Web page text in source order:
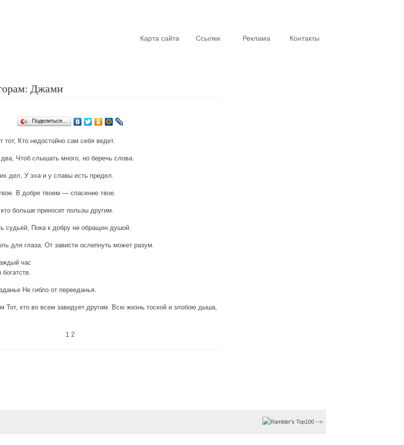
Карта сайта Ссылки Реклама Контакты
Джами
Поделиться…
тот, Кто недостойно сам себя ведет.
Чтоб слышать много, но беречь слова.
дел, У эха и у славы есть предел.
В добре твоем — спасение твое.
больше приносит пользы другим.
судьей, Пока к добру не обращен душой.
для глаза. От зависти ослепнуть может разум.
час
Не гибло от перееданья.
Тот, кто во всем завидует другим. Всю жизнь тоской и злобою дыша,
1 2
-->